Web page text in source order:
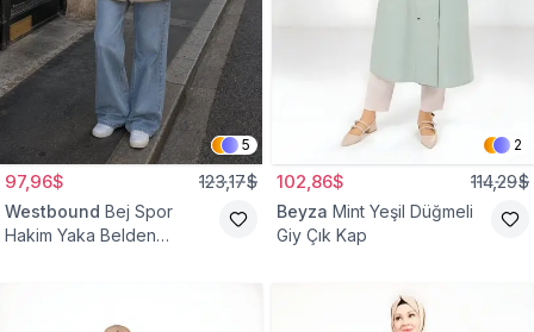
5
97,96$ 123,17$
Westbound Bej Spor
Hakim Yaka Belden
2
102,86$ 114,29$
Beyza Mint Yeşil Düğmeli
Giy Çık Kap